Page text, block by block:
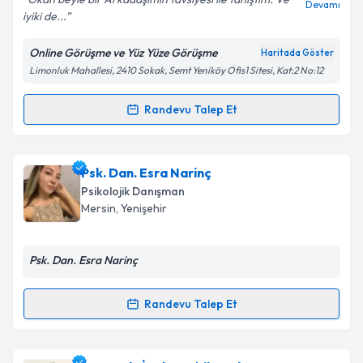
Kişisel verilerimin işlenmesine ilişkin
Aydınlatma
Metni'ni okudum ve kişisel verilerimin belirtilen
kapsamda işlenmesini kabul ediyorum.
iyiki de...
Devamı
Online Görüşme ve Yüz Yüze Görüşme Haritada Göster
Limonluk Mahallesi, 2410 Sokak, Semt Yeniköy Ofis1 Sitesi, Kat:2 No:12
Randevu Talep Et
Randevu Takvimi Talebi
Uzm. Psk. Okan Söylemeziçin randevu takvimi
talebi oluşturun. Size bu uzmandan randevu almanız
için bir takvim hazırlandığında e-posta ile
bilgilendireceğiz.
Psk. Dan. Esra Narinç
Psikolojik Danışman
Mersin, Yenişehir
Psk. Dan. Esra Narinç
Randevu Talep Et
Randevu Takvimi Talebi